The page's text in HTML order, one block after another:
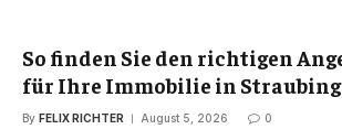
So finden Sie den richtigen
für Ihre Immobilie in Straubing
By FELIX RICHTER August 5, 2026 0